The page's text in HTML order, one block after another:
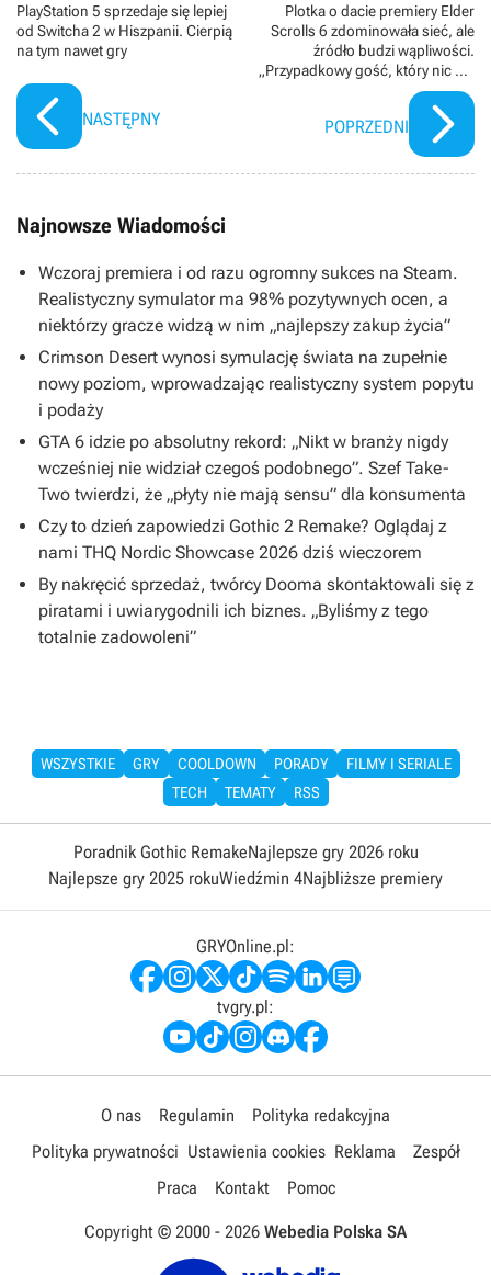
PlayStation 5 sprzedaje się lepiej
od Switcha 2 w Hiszpanii. Cierpią
na tym nawet gry
NASTĘPNY
Plotka o dacie premiery Elder
Scrolls 6 zdominowała sieć, ale
źródło budzi wąpliwości.
„Przypadkowy gość, który nic nie
wie i tylko zgaduje”
POPRZEDNI
Najnowsze Wiadomości
Wczoraj premiera i od razu ogromny sukces na Steam.
Realistyczny symulator ma 98% pozytywnych ocen, a
niektórzy gracze widzą w nim „najlepszy zakup życia”
Crimson Desert wynosi symulację świata na zupełnie
nowy poziom, wprowadzając realistyczny system popytu
i podaży
GTA 6 idzie po absolutny rekord: „Nikt w branży nigdy
wcześniej nie widział czegoś podobnego”. Szef Take-
Two twierdzi, że „płyty nie mają sensu” dla konsumenta
Czy to dzień zapowiedzi Gothic 2 Remake? Oglądaj z
nami THQ Nordic Showcase 2026 dziś wieczorem
By nakręcić sprzedaż, twórcy Dooma skontaktowali się z
piratami i uwiarygodnili ich biznes. „Byliśmy z tego
totalnie zadowoleni”
WSZYSTKIE GRY COOLDOWN PORADY
FILMY I SERIALE
TECH
TEMATY RSS
Poradnik Gothic RemakeNajlepsze gry 2026 roku
Najlepsze gry 2025 rokuWiedźmin 4Najbliższe premiery
GRYOnline.pl:
tvgry.pl:
O nas Regulamin
Polityka redakcyjna
Polityka prywatności Ustawienia cookies Reklama
Zespół
Praca
Kontakt Pomoc
Copyright © 2000 - 2026 Webedia Polska SA